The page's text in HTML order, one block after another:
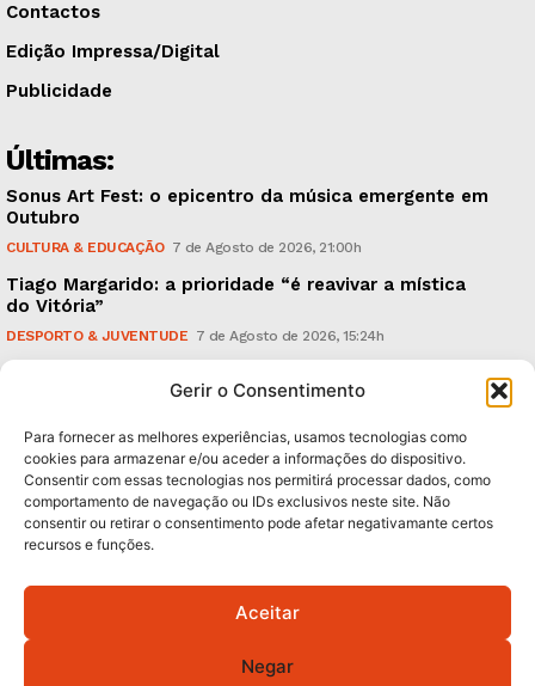
Gerir o Consentimento
Para fornecer as melhores experiências, usamos tecnologias como
cookies para armazenar e/ou aceder a informações do dispositivo.
Consentir com essas tecnologias nos permitirá processar dados, como
comportamento de navegação ou IDs exclusivos neste site. Não
consentir ou retirar o consentimento pode afetar negativamante certos
recursos e funções.
Aceitar
Negar
Contactos
Edição Impressa/Digital
Publicidade
Últimas:
Sonus Art Fest: o epicentro da música emergente em
Outubro
CULTURA & EDUCAÇÃO 7 de Agosto de 2026, 21:00h
Tiago Margarido: a prioridade “é reavivar a mística
do Vitória”
DESPORTO & JUVENTUDE 7 de Agosto de 2026, 15:24h
caudais e antecipa situações de risco
Subscreva Newsletter:
QUERO ADERIR
Política de Privacidade